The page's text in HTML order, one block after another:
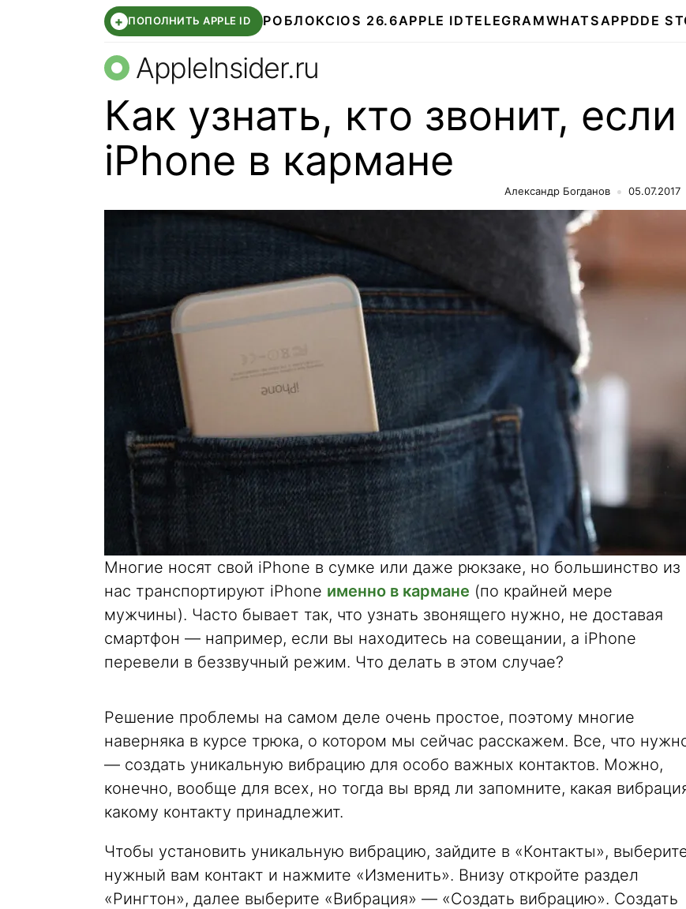
+ ПОПОЛНИТЬ APPLE ID РОБЛОКС IOS 26.6APPLE IDTELEGRAMWHATSAPPDDE
AppleInsider.ru
Как узнать, кто звонит, если
iPhone в кармане
Александр Богданов 05.07.2017
Многие носят свой iPhone в сумке или даже рюкзаке, но большинство из
нас транспортируют iPhone именно в кармане (по крайней мере
мужчины). Часто бывает так, что узнать звонящего нужно, не доставая
смартфон — например, если вы находитесь на совещании, а iPhone
перевели в беззвучный режим. Что делать в этом случае?
Решение проблемы на самом деле очень простое, поэтому многие
наверняка в курсе трюка, о котором мы сейчас расскажем. Все, что
— создать уникальную вибрацию для особо важных контактов. Можно,
конечно, вообще для всех, но тогда вы вряд ли запомните, какая
какому контакту принадлежит.
Чтобы установить уникальную вибрацию, зайдите в «Контакты»,
нужный вам контакт и нажмите «Изменить». Внизу откройте раздел
«Рингтон», далее выберите «Вибрация» — «Создать вибрацию». Создать